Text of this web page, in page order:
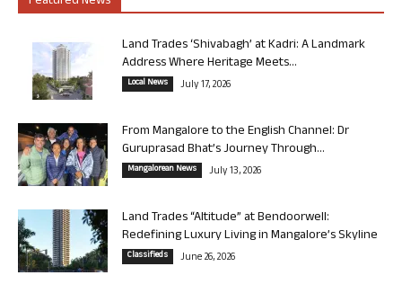
Land Trades ‘Shivabagh’ at Kadri: A Landmark
Address Where Heritage Meets...
Local News July 17, 2026
From Mangalore to the English Channel: Dr
Guruprasad Bhat’s Journey Through...
Mangalorean News July 13, 2026
Land Trades “Altitude” at Bendoorwell:
Redefining Luxury Living in Mangalore’s Skyline
Classifieds June 26, 2026